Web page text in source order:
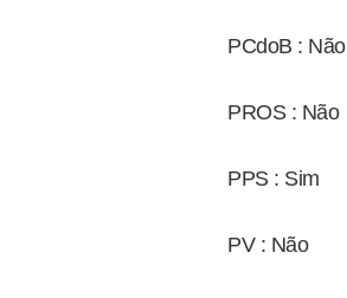
PCdoB : Não
PROS : Não
PPS : Sim
PV : Não